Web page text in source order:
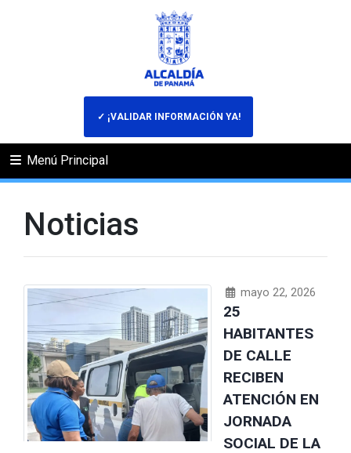
✓ ¡VALIDAR INFORMACIÓN YA!
Menú Principal
Noticias
mayo 22, 2026
25
HABITANTES
DE CALLE
RECIBEN
ATENCIÓN EN
JORNADA
SOCIAL DE LA